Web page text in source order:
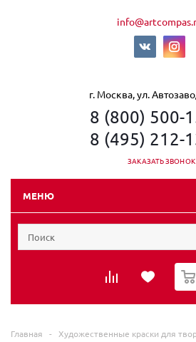
г. Москва, ул.
8 (800) 500-
8 (495) 212-
ЗАКАЗАТЬ ЗВОНОК
МЕНЮ
Главная - Художественные краски для